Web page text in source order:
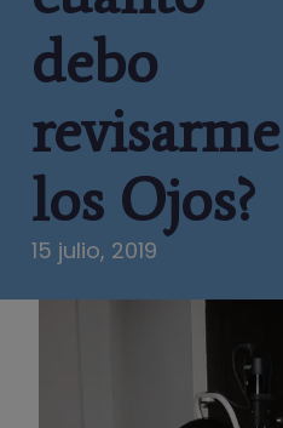
debo
revisarme
los Ojos?
15 julio, 2019